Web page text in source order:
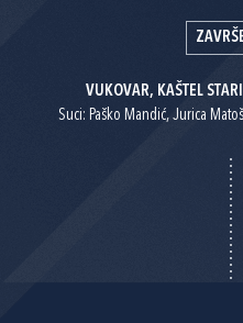
VUKOVAR, KAŠTEL
Suci: Paško Mandić, Jurica